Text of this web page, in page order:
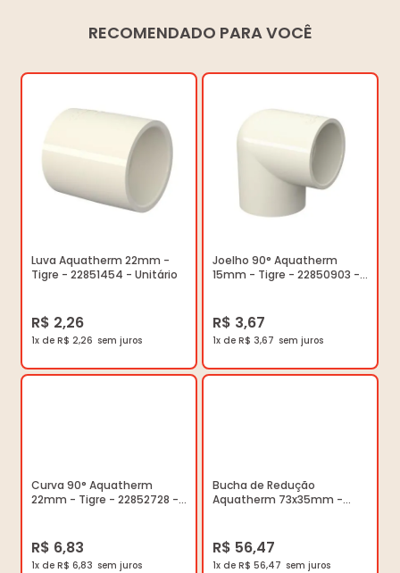
RECOMENDADO PARA VOCÊ
Luva Aquatherm 22mm -
Tigre - 22851454 - Unitário
R$ 2,26
1x de R$ 2,26
Joelho 90° Aquatherm
15mm - Tigre - 22850903 -
R$ 3,67
1x de R$ 3,67
Curva 90° Aquatherm
22mm - Tigre - 22852728 -
R$ 6,83
1x de R$ 6,83
Bucha de Redução
Aquatherm 73x35mm -
R$ 56,47
1x de R$ 56,47